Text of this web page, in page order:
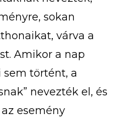
sokan
várva a
Amikor a nap
történt, a
nevezték el, és
esemény